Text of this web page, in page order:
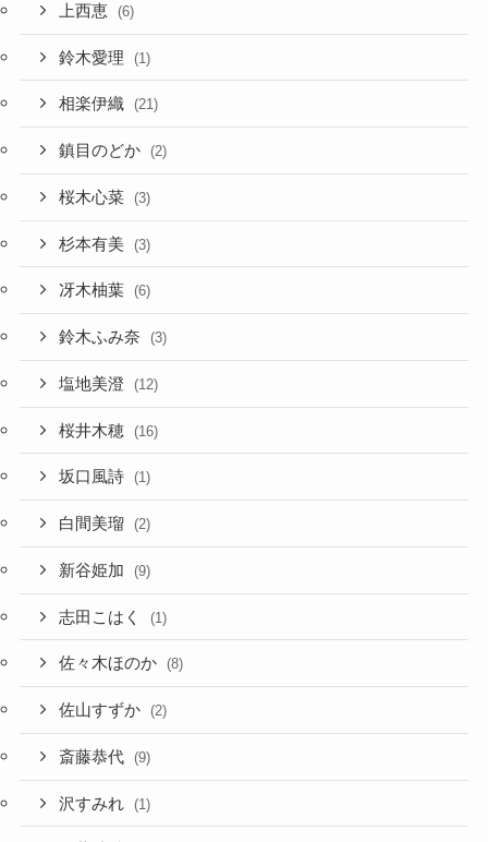
上西恵 (6)
鈴木愛理 (1)
相楽伊織 (21)
鎮目のどか (2)
桜木心菜 (3)
杉本有美 (3)
冴木柚葉 (6)
鈴木ふみ奈 (3)
塩地美澄 (12)
桜井木穂 (16)
坂口風詩 (1)
白間美瑠 (2)
新谷姫加 (9)
志田こはく (1)
佐々木ほのか (8)
佐山すずか (2)
斎藤恭代 (9)
沢すみれ (1)